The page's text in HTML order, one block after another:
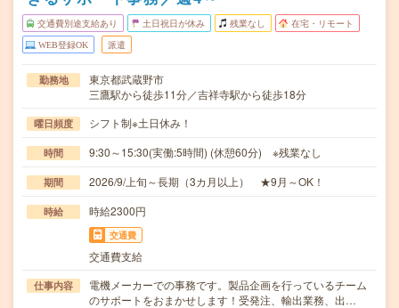
交通費別途支給あり 土日祝日が休み 残業なし 在宅・リモート
WEB登録OK 派遣
勤務地
東京都武蔵野市
三鷹駅から徒歩11分／吉祥寺駅から徒歩18分
曜日頻度 シフト制※土日休み！
時間 9:30～15:30(実働:5時間) (休憩60分) ※残業なし
期間 2026/9/上旬～長期（3カ月以上） ★9月～OK！
時給 時給2300円
交通費
交通費支給
仕事内容
電機メーカーでの事務です。製品企画を行っているチーム
のサポートをおまかせします！受発注、輸出業務、出…